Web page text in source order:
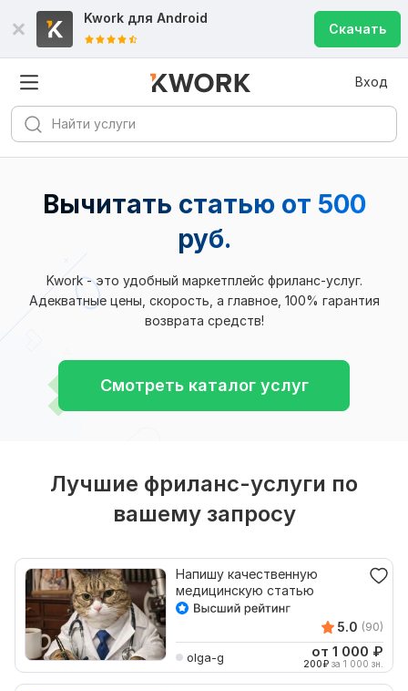
Kwork для Android
Скачать
Вход
Вычитать статью от 500
руб.
Kwork - это удобный маркетплейс фриланс-услуг.
Адекватные цены, скорость, а главное, 100% гарантия
возврата средств!
Смотреть каталог услуг
Лучшие фриланс-услуги по
вашему запросу
Напишу качественную
медицинскую статью
5.0 (90)
olga-g от 1 000 ₽
200₽ за 1 000 зн.